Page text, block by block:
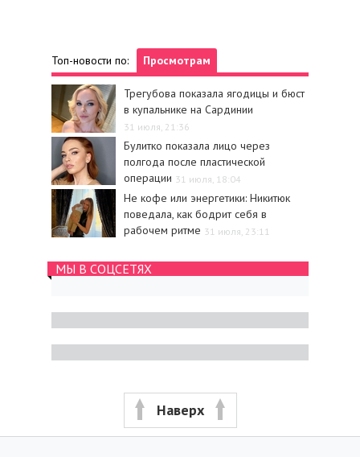
Топ-новости по: Просмотрам
Трегубова показала ягодицы и бюст
в купальнике на Сардинии
31 июля, 21:36
Булитко показала лицо через
полгода после пластической
операции 31 июля, 18:04
Не кофе или энергетики: Никитюк
поведала, как бодрит себя в
рабочем ритме 31 июля, 23:11
МЫ В СОЦСЕТЯХ
Наверх